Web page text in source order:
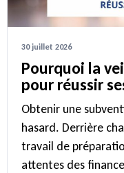
30 juillet 2026
Pourquoi la
pour réussir
Obtenir une
hasard. Derrière
travail de
attentes des